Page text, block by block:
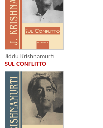
Jiddu Krishnamurti
SUL CONFLITTO